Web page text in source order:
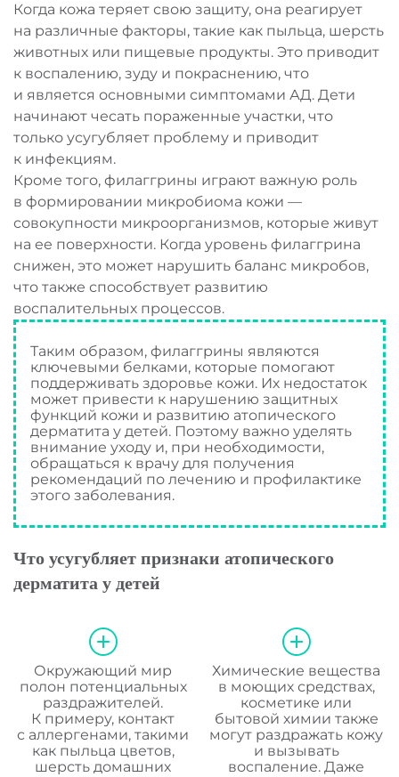
Когда кожа теряет свою защиту, она реагирует
на различные факторы, такие как пыльца, шерсть
животных или пищевые продукты. Это приводит
к воспалению, зуду и покраснению, что
и является основными симптомами АД. Дети
начинают чесать пораженные участки, что
только усугубляет проблему и приводит
к инфекциям.
Кроме того, филаггрины играют важную роль
в формировании микробиома кожи —
совокупности микроорганизмов, которые живут
на ее поверхности. Когда уровень филаггрина
снижен, это может нарушить баланс микробов,
что также способствует развитию
воспалительных процессов.
Таким образом, филаггрины являются
ключевыми белками, которые помогают
поддерживать здоровье кожи. Их недостаток
может привести к нарушению защитных
функций кожи и развитию атопического
дерматита у детей. Поэтому важно уделять
внимание уходу и, при необходимости,
обращаться к врачу для получения
рекомендаций по лечению и профилактике
этого заболевания.
Что усугубляет признаки атопического
дерматита у детей
Окружающий мир
полон потенциальных
раздражителей.
К примеру, контакт
с аллергенами, такими
как пыльца цветов,
шерсть домашних
Химические вещества
в моющих средствах,
косметике или
бытовой химии также
могут раздражать кожу
и вызывать
воспаление. Даже